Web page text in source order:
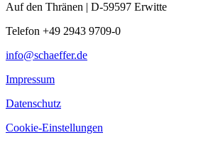
Auf den Thränen | D-59597 Erwitte
Telefon +49 2943 9709-0
info@schaeffer.de
Impressum
Datenschutz
Cookie-Einstellungen